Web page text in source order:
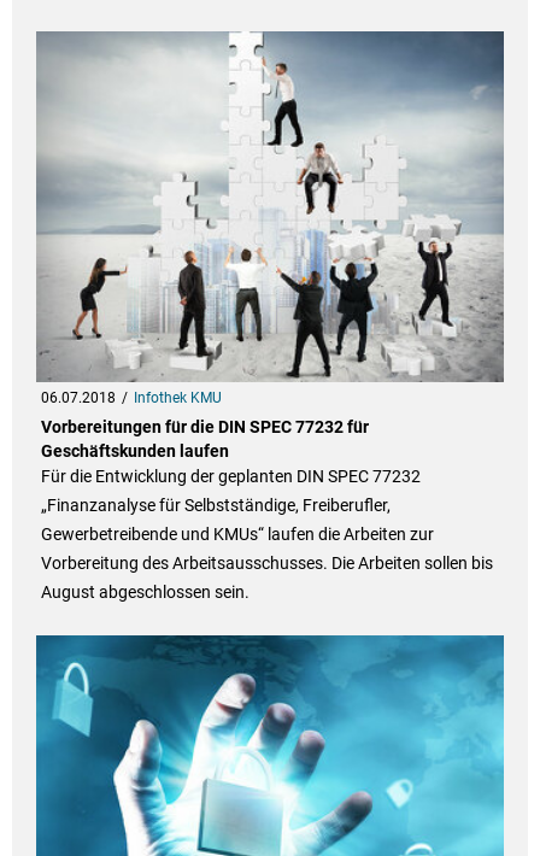
06.07.2018 Infothek KMU
Vorbereitungen für die DIN SPEC 77232 für
Geschäftskunden laufen
Für die Entwicklung der geplanten DIN SPEC 77232
„Finanzanalyse für Selbstständige, Freiberufler,
Gewerbetreibende und KMUs“ laufen die Arbeiten zur
Vorbereitung des Arbeitsausschusses. Die Arbeiten sollen bis
August abgeschlossen sein.